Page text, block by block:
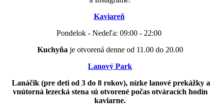
Kaviareň
Pondelok - Nedeľa: 09:00 - 22:00
Kuchyňa je otvorená denne od 11.00 do 20.00
Lanový Park
Lanáčik (pre deti od 3 do 8 rokov), nízke lanové prekážky a
vnútorná lezecká stena sú otvorené počas otváracích hodín
kaviarne.